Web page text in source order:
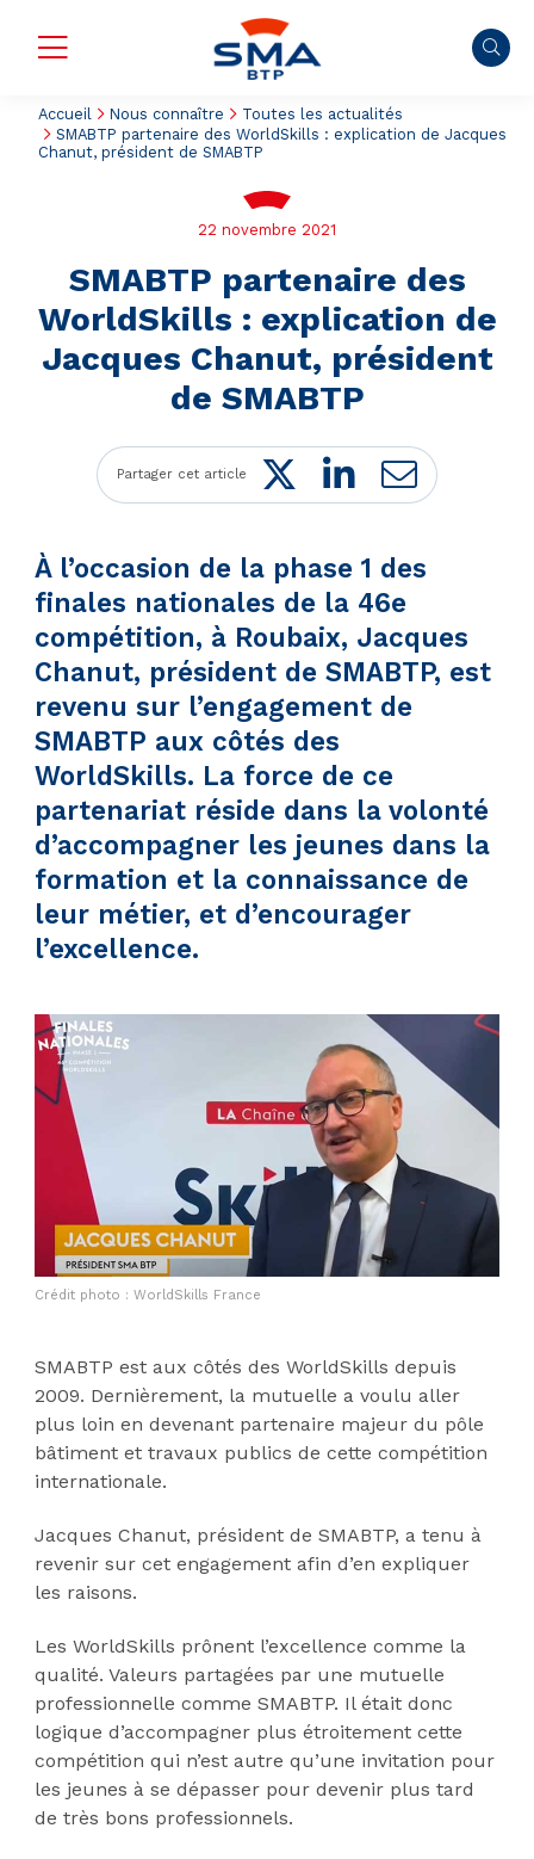
Accueil Nous connaître
Toutes les actualités
SMABTP partenaire des WorldSkills : explication de Jacques
Chanut, président de SMABTP
22 novembre 2021
SMABTP partenaire des
WorldSkills : explication de
Jacques Chanut, président
de SMABTP
Partager cet article Twitter
LinkedIn
Mail
À l’occasion de la phase 1 des
finales nationales de la 46e
compétition, à Roubaix, Jacques
Chanut, président de SMABTP, est
revenu sur l’engagement de
SMABTP aux côtés des
WorldSkills. La force de ce
partenariat réside dans la volonté
d’accompagner les jeunes dans la
formation et la connaissance de
leur métier, et d’encourager
l’excellence.
Crédit photo : WorldSkills France
SMABTP est aux côtés des WorldSkills depuis
2009. Dernièrement, la mutuelle a voulu aller
plus loin en devenant partenaire majeur du pôle
bâtiment et travaux publics de cette compétition
internationale.
Jacques Chanut, président de SMABTP, a tenu à
revenir sur cet engagement afin d’en expliquer
les raisons.
Les WorldSkills prônent l’excellence comme la
qualité. Valeurs partagées par une mutuelle
professionnelle comme SMABTP. Il était donc
logique d’accompagner plus étroitement cette
compétition qui n’est autre qu’une invitation pour
les jeunes à se dépasser pour devenir plus tard
de très bons professionnels.